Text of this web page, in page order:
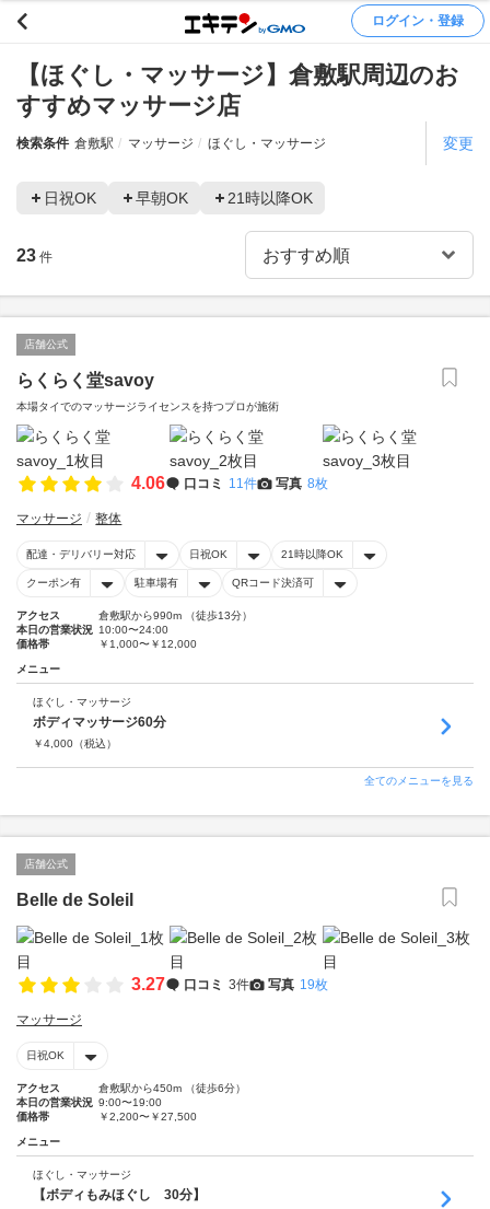
ログイン・登録
【ほぐし・マッサージ】倉敷駅周辺のお
すすめマッサージ店
検索条件 倉敷駅 マッサージ ほぐし・マッサージ 変更
日祝OK 早朝OK 21時以降OK
23 件
店舗公式
らくらく堂savoy
本場タイでのマッサージライセンスを持つプロが施術
4.06 口コミ 11件 写真 8枚
マッサージ 整体
配達・デリバリー対応 日祝OK 21時以降OK
クーポン有 駐車場有 QRコード決済可
アクセス
倉敷駅から990m （徒歩13分）
本日の営業状況 10:00〜24:00
価格帯
￥1,000〜￥12,000
メニュー
ほぐし・マッサージ
ボディマッサージ60分
￥4,000 （税込）
全てのメニューを見る
店舗公式
Belle de Soleil
3.27 口コミ 3件 写真 19枚
マッサージ
日祝OK
アクセス
倉敷駅から450m （徒歩6分）
本日の営業状況 9:00〜19:00
価格帯
￥2,200〜￥27,500
メニュー
ほぐし・マッサージ
【ボディもみほぐし 30分】